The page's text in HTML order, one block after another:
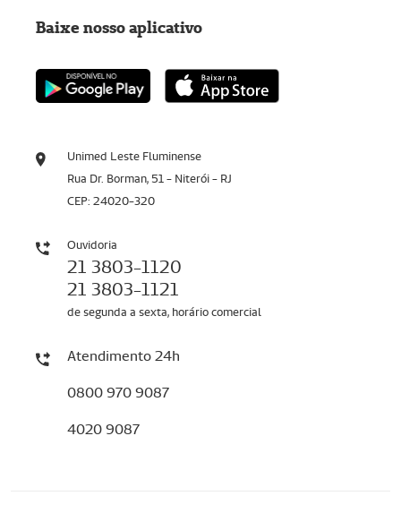
Unimed Leste Fluminense
Rua Dr. Borman, 51 - Niterói - RJ
CEP: 24020-320
Ouvidoria
21 3803-1120
21 3803-1121
de segunda a sexta, horário comercial
Atendimento 24h
0800 970 9087
4020 9087
Baixe nosso aplicativo